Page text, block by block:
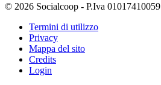
© 2026 Socialcoop - P.Iva 01017410059
Termini di utilizzo
Privacy
Mappa del sito
Credits
Login